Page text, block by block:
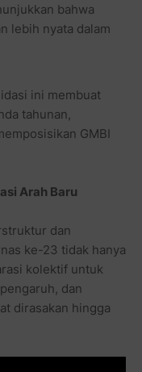
bahwa
lebih nyata dalam
ini membuat
tahunan,
GMBI
Arah Baru
dan
ke-23 tidak hanya
kolektif untuk
dan
dirasakan hingga